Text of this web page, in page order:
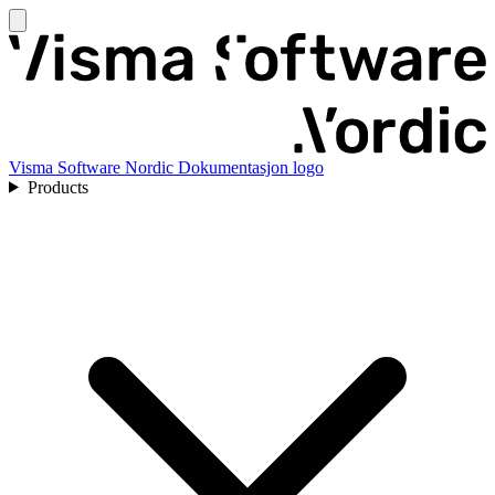
Visma Software Nordic Dokumentasjon logo
Products